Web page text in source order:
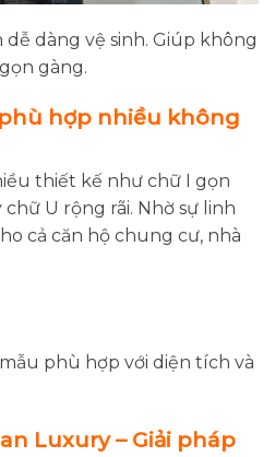
dễ dàng vệ sinh. Giúp không
gàng.
hợp nhiều không
thiết kế như chữ I gọn
U rộng rãi. Nhờ sự linh
cả căn hộ chung cư, nhà
phù hợp với diện tích và
Luxury – Giải pháp